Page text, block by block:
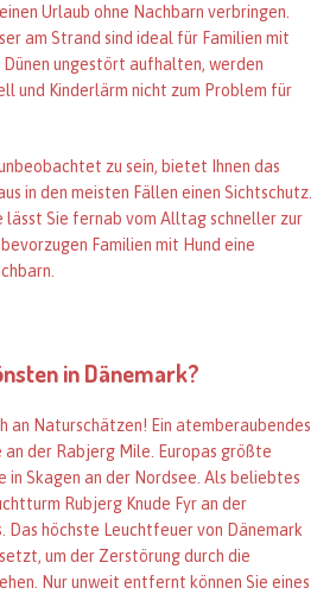
Urlaub ohne Nachbarn verbringen.
am Strand sind ideal für Familien mit
Dünen ungestört aufhalten, werden
und Kinderlärm nicht zum Problem für
zu sein, bietet Ihnen das
in den meisten Fällen einen Sichtschutz.
lässt Sie fernab vom Alltag schneller zur
Familien mit Hund eine
in Dänemark?
an Naturschätzen! Ein atemberaubendes
der Rabjerg Mile. Europas größte
in Skagen an der Nordsee. Als beliebtes
Rubjerg Knude Fyr an der
höchste Leuchtfeuer von Dänemark
um der Zerstörung durch die
Nur unweit entfernt können Sie eines